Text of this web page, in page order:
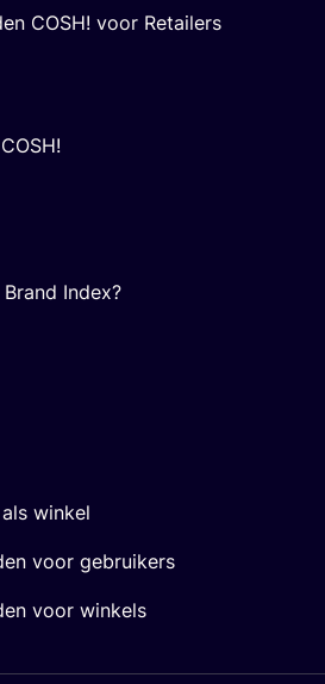
COSH! voor Retailers
Index?
winkel
voor gebruikers
voor winkels